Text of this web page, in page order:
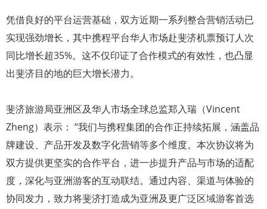
凭借良好的平台运营基础，双方近期一系列整合营销活动已
实现强劲增长，其中携程平台华人市场赴斐济机票预订人次
同比增长超35%。这不仅印证了合作模式的有效性，也凸显
出斐济目的地的巨大增长潜力。
斐济旅游局亚洲区及华人市场全球总监郑入瑞（Vincent
Zheng）表示： “我们与携程集团的合作正持续拓展，涵盖品
牌建设、产品开发及数字化营销等多个维度。本次协议将为
双方提供更坚实的合作平台，进一步提升产品与市场的适配
度，深化与亚洲游客的互动联结。通过内容、渠道与体验的
协同发力，致力将斐济打造成为亚洲及更广泛区域游客首选